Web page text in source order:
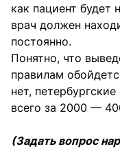
как пациент будет
врач должен
постоянно.
Понятно, что
правилам
нет,
всего за 2000 —
(Задать вопрос